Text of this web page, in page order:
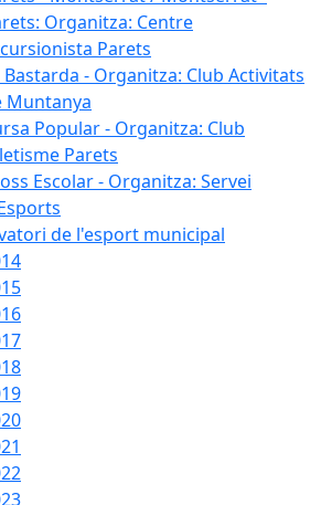
Organitza: Centre
Parets
Bastarda - Organitza: Club Activitats
Muntanya
Popular - Organitza: Club
Parets
Escolar - Organitza: Servei
de l'esport municipal